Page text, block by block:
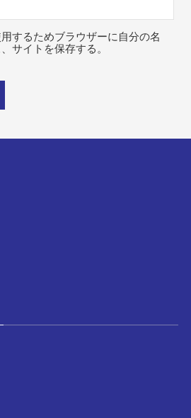
するためブラウザーに自分の名
サイトを保存する。